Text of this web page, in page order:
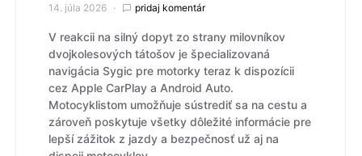
14. júla 2026 pridaj komentár
V reakcii na silný dopyt zo strany milovníkov
dvojkolesových tátošov je špecializovaná
navigácia Sygic pre motorky teraz k dispozícii
cez Apple CarPlay a Android Auto.
Motocyklistom umožňuje sústrediť sa na cestu a
zároveň poskytuje všetky dôležité informácie pre
lepší zážitok z jazdy a bezpečnosť už aj na